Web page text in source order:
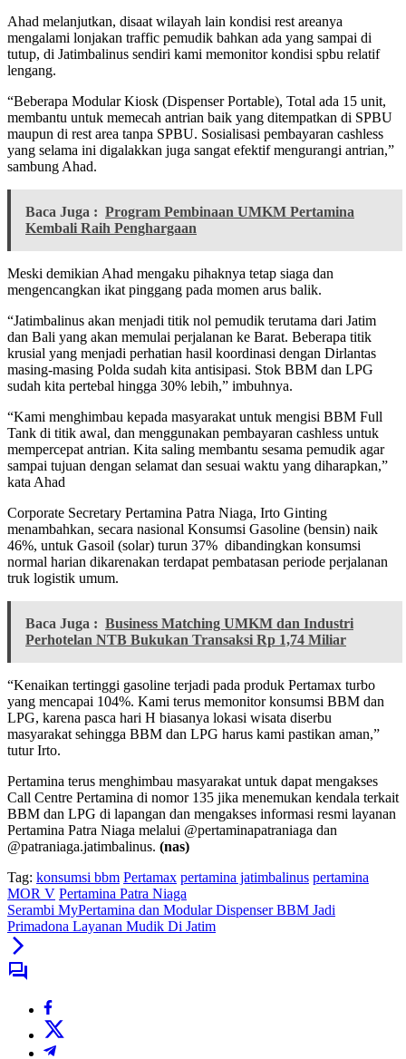
Ahad melanjutkan, disaat wilayah lain kondisi rest areanya
mengalami lonjakan traffic pemudik bahkan ada yang sampai di
tutup, di Jatimbalinus sendiri kami memonitor kondisi spbu relatif
lengang.
“Beberapa Modular Kiosk (Dispenser Portable), Total ada 15 unit,
membantu untuk memecah antrian baik yang ditempatkan di SPBU
maupun di rest area tanpa SPBU. Sosialisasi pembayaran cashless
yang selama ini digalakkan juga sangat efektif mengurangi antrian,”
sambung Ahad.
Baca Juga : Program Pembinaan UMKM Pertamina
Kembali Raih Penghargaan
Meski demikian Ahad mengaku pihaknya tetap siaga dan
mengencangkan ikat pinggang pada momen arus balik.
“Jatimbalinus akan menjadi titik nol pemudik terutama dari Jatim
dan Bali yang akan memulai perjalanan ke Barat. Beberapa titik
krusial yang menjadi perhatian hasil koordinasi dengan Dirlantas
masing-masing Polda sudah kita antisipasi. Stok BBM dan LPG
sudah kita pertebal hingga 30% lebih,” imbuhnya.
“Kami menghimbau kepada masyarakat untuk mengisi BBM Full
Tank di titik awal, dan menggunakan pembayaran cashless untuk
mempercepat antrian. Kita saling membantu sesama pemudik agar
sampai tujuan dengan selamat dan sesuai waktu yang diharapkan,”
kata Ahad
Corporate Secretary Pertamina Patra Niaga, Irto Ginting
menambahkan, secara nasional Konsumsi Gasoline (bensin) naik
46%, untuk Gasoil (solar) turun 37% dibandingkan konsumsi
normal harian dikarenakan terdapat pembatasan periode perjalanan
truk logistik umum.
Baca Juga : Business Matching UMKM dan Industri
Perhotelan NTB Bukukan Transaksi Rp 1,74 Miliar
“Kenaikan tertinggi gasoline terjadi pada produk Pertamax turbo
yang mencapai 104%. Kami terus memonitor konsumsi BBM dan
LPG, karena pasca hari H biasanya lokasi wisata diserbu
masyarakat sehingga BBM dan LPG harus kami pastikan aman,”
tutur Irto.
Pertamina terus menghimbau masyarakat untuk dapat mengakses
Call Centre Pertamina di nomor 135 jika menemukan kendala terkait
BBM dan LPG di lapangan dan mengakses informasi resmi layanan
Pertamina Patra Niaga melalui @pertaminapatraniaga dan
@patraniaga.jatimbalinus. (nas)
Tag: konsumsi bbm Pertamax pertamina jatimbalinus pertamina
MOR V Pertamina Patra Niaga
Serambi MyPertamina dan Modular Dispenser BBM Jadi
Primadona Layanan Mudik Di Jatim